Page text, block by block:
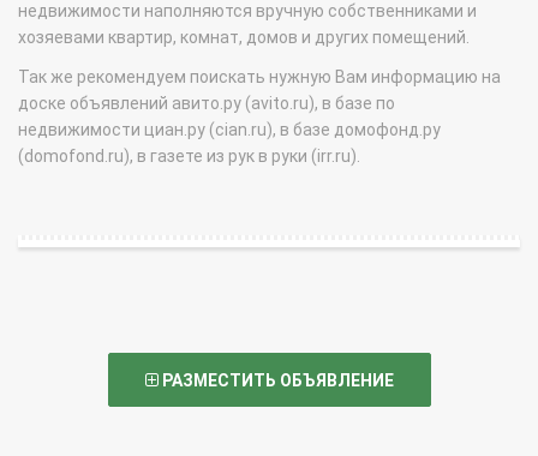
недвижимости наполняются вручную собственниками и
хозяевами квартир, комнат, домов и других помещений.
Так же рекомендуем поискать нужную Вам информацию на
доске объявлений авито.ру (avito.ru), в базе по
недвижимости циан.ру (cian.ru), в базе домофонд.ру
(domofond.ru), в газете из рук в руки (irr.ru).
РАЗМЕСТИТЬ ОБЪЯВЛЕНИЕ